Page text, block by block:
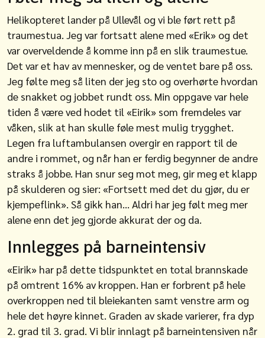
Helikopteret lander på Ullevål og vi ble ført rett på
traumestua. Jeg var fortsatt alene med «Erik» og det
var overveldende å komme inn på en slik traumestue.
Det var et hav av mennesker, og de ventet bare på oss.
Jeg følte meg så liten der jeg sto og overhørte hvordan
de snakket og jobbet rundt oss. Min oppgave var hele
tiden å være ved hodet til «Eirik» som fremdeles var
våken, slik at han skulle føle mest mulig trygghet.
Legen fra luftambulansen overgir en rapport til de
andre i rommet, og når han er ferdig begynner de andre
straks å jobbe. Han snur seg mot meg, gir meg et klapp
på skulderen og sier: «Fortsett med det du gjør, du er
kjempeflink». Så gikk han… Aldri har jeg følt meg mer
alene enn det jeg gjorde akkurat der og da.
Innlegges på barneintensiv
«Eirik» har på dette tidspunktet en total brannskade
på omtrent 16% av kroppen. Han er forbrent på hele
overkroppen ned til bleiekanten samt venstre arm og
hele det høyre kinnet. Graden av skade varierer, fra dyp
2. grad til 3. grad. Vi blir innlagt på barneintensiven når